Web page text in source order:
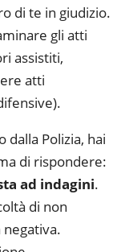
di te in giudizio.
gli atti
assistiti,
atti
dalla Polizia, hai
di rispondere:
ad indagini.
di non
negativa.